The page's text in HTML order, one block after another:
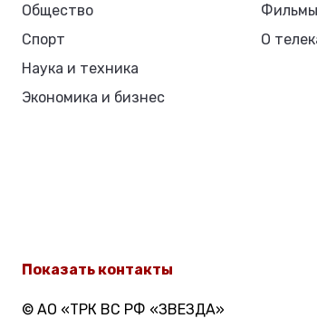
Общество
Спорт
Наука и техника
Экономика и бизнес
О
Показать контакты
© АО «ТРК ВС РФ «ЗВЕЗДА»